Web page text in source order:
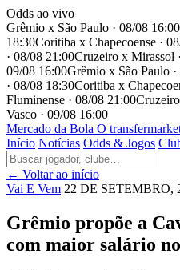
Odds ao vivo
Grêmio x São Paulo · 08/08 16:00
18:30Coritiba x Chapecoense ·
· 08/08 21:00Cruzeiro x Mirassol
09/08 16:00Grêmio x São Paulo
· 08/08 18:30Coritiba x
Fluminense · 08/08 21:00
Vasco · 09/08 16:00
Mercado da Bola O
Início Notícias Odds & Jogos
← Voltar ao início
Vai E Vem 22 DE SETEMBRO,
Grêmio propõe a
com maior salário